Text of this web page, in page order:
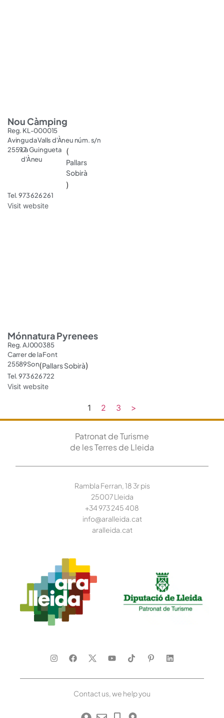
Nou Càmping
Reg. KL-000015
Avinguda Valls d'Àneu núm. s/n
25597La Guingueta
d'Àneu
(
Pallars
Sobirà
)
Tel. 973 626 261
Visit website
Mónnatura Pyrenees
Reg. AJ000385
Carrer de la Font
25589Son(Pallars Sobirà)
Tel. 973 626 722
Visit website
1 2 3 >
Patronat de Turisme
de les Terres de Lleida
Rambla Ferran, 18 3r pis
25007 Lleida
+34 973 245408
info@aralleida.cat
aralleida.cat
Contact us, we help you